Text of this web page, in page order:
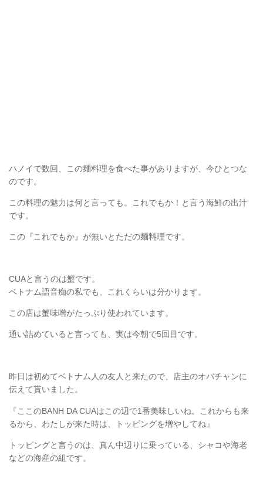
ハノイで数回、この麺料理を食べた事がありますが、今ひとつな
のです。
この料理の魅力は何と言っても。これでもか！と言う海鮮の出汁
です。
この『これでもか』が無いとただの麺料理です。
CUAと言うのは蟹です。
ベトナム語音痴の私でも、これくらいは分かります。
この店は蟹味噌がたっぷり使われています。
通い詰めていると言っても、実は今朝で5回目です。
昨日は初めてベトナム人の友人と来たので、店主のオバチャンに
伝えて貰いました。
『ここのBANH DA CUAはこの辺で1番美味しいね。これからも来
るから、わたしが来た時は、トッピングを増やしてね』
トッピングと言うのは、真ん中辺りに乗っている、シャコや海老
などの海産の組です。